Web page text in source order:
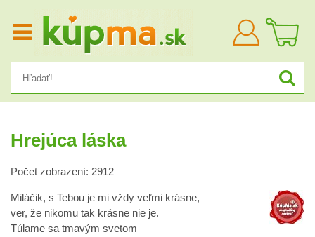
Prihlásiť
sa
Hrejúca láska
Počet zobrazení: 2912
Miláčik, s Tebou je mi vždy veľmi krásne,
ver, že nikomu tak krásne nie je.
Túlame sa tmavým svetom